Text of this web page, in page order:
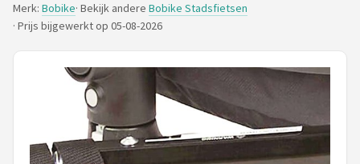
Blog
Fietsroutes
Kinderfietsen
Stadsfietsen
Merk: Bobike· Bekijk andere Bobike Stadsfietsen
· Prijs bijgewerkt op 05-08-2026